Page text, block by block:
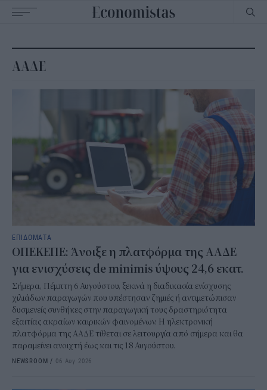
navigation
ΑΑΔΕ
ΕΠΙΔΟΜΑΤΑ
ΟΠΕΚΕΠΕ: Άνοιξε η πλατφόρμα της ΑΑΔΕ
για ενισχύσεις de minimis ύψους 24,6 εκατ.
Σήμερα, Πέμπτη 6 Αυγούστου, ξεκινά η διαδικασία ενίσχυσης
χιλιάδων παραγωγών που υπέστησαν ζημιές ή αντιμετώπισαν
δυσμενείς συνθήκες στην παραγωγική τους δραστηριότητα
εξαιτίας ακραίων καιρικών φαινομένων. Η ηλεκτρονική
πλατφόρμα της ΑΑΔΕ τίθεται σε λειτουργία από σήμερα και θα
παραμείνει ανοιχτή έως και τις 18 Αυγούστου.
NEWSROOM / 06 Αυγ 2026